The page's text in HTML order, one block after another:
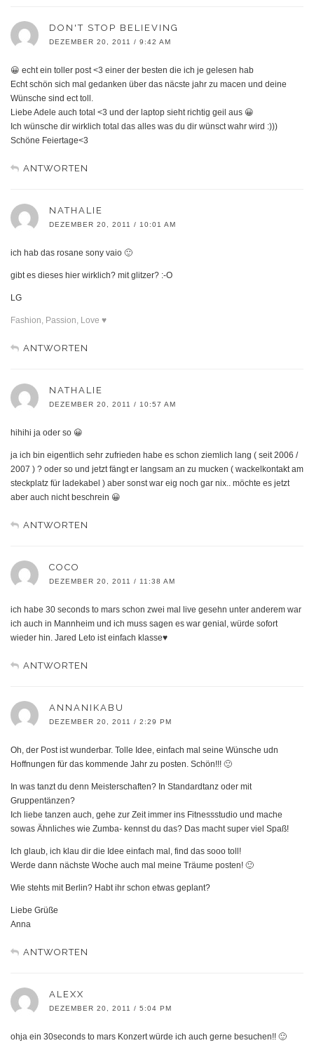
DON'T STOP BELIEVING
DEZEMBER 20, 2011 / 9:42 AM
😀 echt ein toller post <3 einer der besten die ich je gelesen hab
Echt schön sich mal gedanken über das näcste jahr zu macen und deine
Wünsche sind ect toll.
Liebe Adele auch total <3 und der laptop sieht richtig geil aus 😀
Ich wünsche dir wirklich total das alles was du dir wünsct wahr wird :)))
Schöne Feiertage<3
ANTWORTEN
NATHALIE
DEZEMBER 20, 2011 / 10:01 AM
ich hab das rosane sony vaio 🙂
gibt es dieses hier wirklich? mit glitzer? :-O
LG
Fashion, Passion, Love ♥
ANTWORTEN
NATHALIE
DEZEMBER 20, 2011 / 10:57 AM
hihihi ja oder so 😀
ja ich bin eigentlich sehr zufrieden habe es schon ziemlich lang ( seit 2006 /
2007 ) ? oder so und jetzt fängt er langsam an zu mucken ( wackelkontakt am
steckplatz für ladekabel ) aber sonst war eig noch gar nix.. möchte es jetzt
aber auch nicht beschrein 😀
ANTWORTEN
COCO
DEZEMBER 20, 2011 / 11:38 AM
ich habe 30 seconds to mars schon zwei mal live gesehn unter anderem war
ich auch in Mannheim und ich muss sagen es war genial, würde sofort
wieder hin. Jared Leto ist einfach klasse♥
ANTWORTEN
ANNANIKABU
DEZEMBER 20, 2011 / 2:29 PM
Oh, der Post ist wunderbar. Tolle Idee, einfach mal seine Wünsche udn
Hoffnungen für das kommende Jahr zu posten. Schön!!! 🙂
In was tanzt du denn Meisterschaften? In Standardtanz oder mit
Gruppentänzen?
Ich liebe tanzen auch, gehe zur Zeit immer ins Fitnessstudio und mache
sowas Ähnliches wie Zumba- kennst du das? Das macht super viel Spaß!
Ich glaub, ich klau dir die Idee einfach mal, find das sooo toll!
Werde dann nächste Woche auch mal meine Träume posten! 🙂
Wie stehts mit Berlin? Habt ihr schon etwas geplant?
Liebe Grüße
Anna
ANTWORTEN
ALEXX
DEZEMBER 20, 2011 / 5:04 PM
ohja ein 30seconds to mars Konzert würde ich auch gerne besuchen!! 🙂